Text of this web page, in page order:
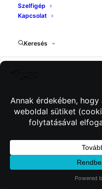
Szelfigép
Kapcsolat
Keresés
© 2026 Kincses